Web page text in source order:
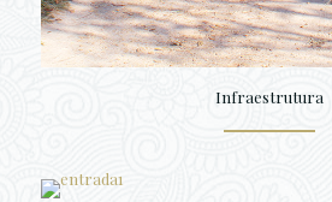
Infraestrutura